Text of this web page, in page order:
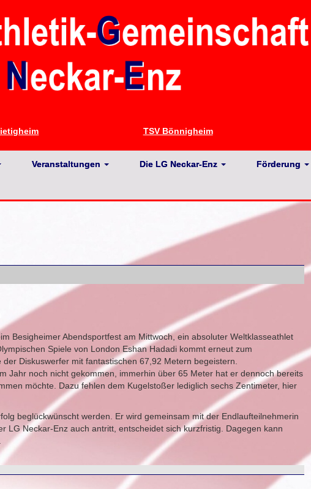
TSV Bönnigheim
Veranstaltungen Die LG Neckar-Enz Förderung
Besigheimer Abendsportfest am Mittwoch, ein absoluter Weltklasseathlet
Spiele von London Eshan Hadadi kommt erneut zum
Diskuswerfer mit fantastischen 67,92 Metern begeistern.
Jahr noch nicht gekommen, immerhin über 65 Meter hat er dennoch bereits
möchte. Dazu fehlen dem Kugelstoßer lediglich sechs Zentimeter, hier
beglückwünscht werden. Er wird gemeinsam mit der Endlaufteilnehmerin
LG Neckar-Enz auch antritt, entscheidet sich kurzfristig. Dagegen kann